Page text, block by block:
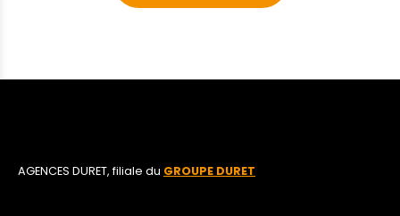
AGENCES DURET, filiale du GROUPE DURET